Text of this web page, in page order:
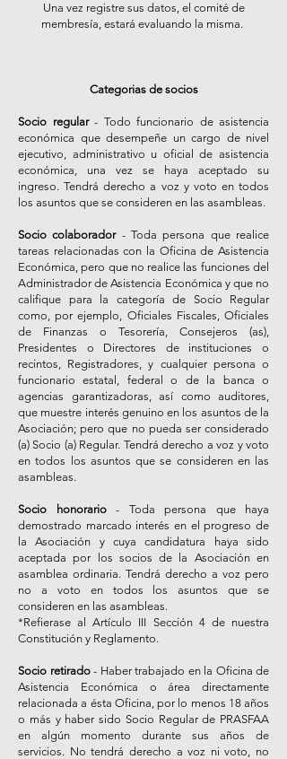
Una vez registre sus datos, el comité de
membresía, estará evaluando la misma.
Categorias de socios
Socio regular - Todo funcionario de asistencia
económica que desempeñe un cargo de nivel
ejecutivo, administrativo u oficial de asistencia
económica, una vez se haya aceptado su
ingreso. Tendrá derecho a voz y voto en todos
los asuntos que se consideren en las asambleas.
Socio colaborador- Toda persona que realice
tareas relacionadas con la Oficina de Asistencia
Económica, pero que no realice las funciones del
Administrador de Asistencia Económica y que no
califique para la categoría de Socio Regular
como, por ejemplo, Oficiales Fiscales, Oficiales
de Finanzas o Tesorería, Consejeros (as),
Presidentes o Directores de instituciones o
recintos, Registradores, y cualquier persona o
funcionario estatal, federal o de la banca o
agencias garantizadoras, así como auditores,
que muestre interés genuino en los asuntos de la
Asociación; pero que no pueda ser considerado
(a) Socio (a) Regular. Tendrá derecho a voz y voto
en todos los asuntos que se consideren en las
asambleas.
Socio honorario- Toda persona que haya
demostrado marcado interés en el progreso de
la Asociación y cuya candidatura haya sido
aceptada por los socios de la Asociación en
asamblea ordinaria. Tendrá derecho a voz pero
no a voto en todos los asuntos que se
consideren en las asambleas.
*Refierase al Artículo III Sección 4 de nuestra
Constitución y Reglamento.
Socio retirado - Haber trabajado en la Oficina de
Asistencia Económica o área directamente
relacionada a ésta Oficina, por lo menos 18 años
o más y haber sido Socio Regular de PRASFAA
en algún momento durante sus años de
servicios. No tendrá derecho a voz ni voto, no